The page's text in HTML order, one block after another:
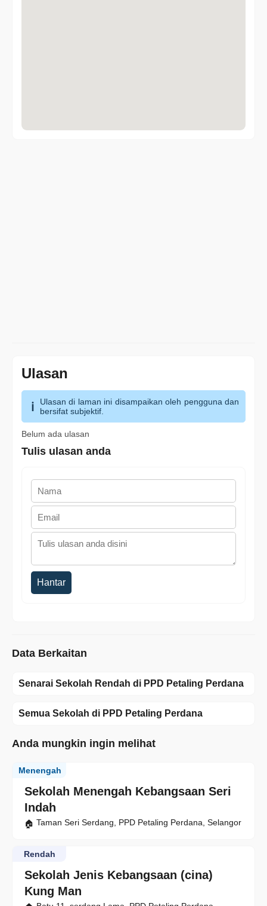
Ulasan
Ulasan di laman ini disampaikan oleh pengguna dan
bersifat subjektif.
Belum ada ulasan
Tulis ulasan anda
Hantar
Data Berkaitan
Senarai Sekolah Rendah di PPD Petaling Perdana
Semua Sekolah di PPD Petaling Perdana
Anda mungkin ingin melihat
Sekolah Menengah Kebangsaan Seri
Indah
Menengah
Taman Seri Serdang, PPD Petaling Perdana, Selangor
Sekolah Jenis Kebangsaan (cina)
Kung Man
Rendah